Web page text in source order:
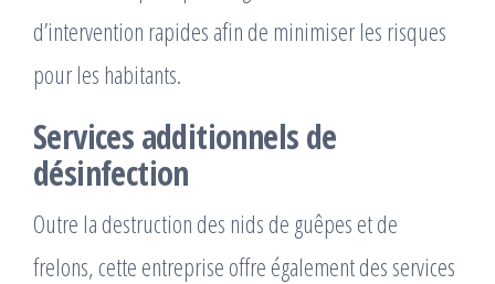
d’intervention rapides afin de minimiser les risques
pour les habitants.
Services additionnels de
désinfection
Outre la destruction des nids de guêpes et de
frelons, cette entreprise offre également des services